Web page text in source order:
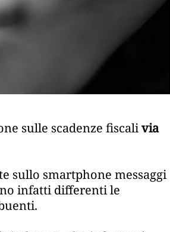
sulle scadenze fiscalivia
sullo smartphone messaggi
infatti differenti le